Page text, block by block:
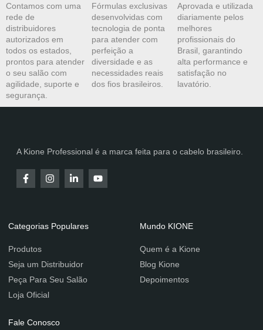
Contamos com uma
rede de
distribuidores
autorizados em
todos os estados,
prontos para atender
o seu salão com
agilidade, suporte e
segurança.
Fórmulas exclusivas
desenvolvidas com
tecnologia de ponta
para atender com
perfeição a
diversidade e as
necessidades reais
dos fios brasileiros.
Aprovada e utilizada
diariamente pelos
melhores
profissionais do
Brasil, garantindo
alta performance e
satisfação no
lavatório.
A Kione Professional é a marca feita para o cabelo brasileiro.
Categorias Populares
Produtos
Seja um Distribuidor
Peça Para Seu Salão
Loja Oficial
Mundo KIONE
Quem é a Kione
Blog Kione
Depoimentos
Fale Conosco